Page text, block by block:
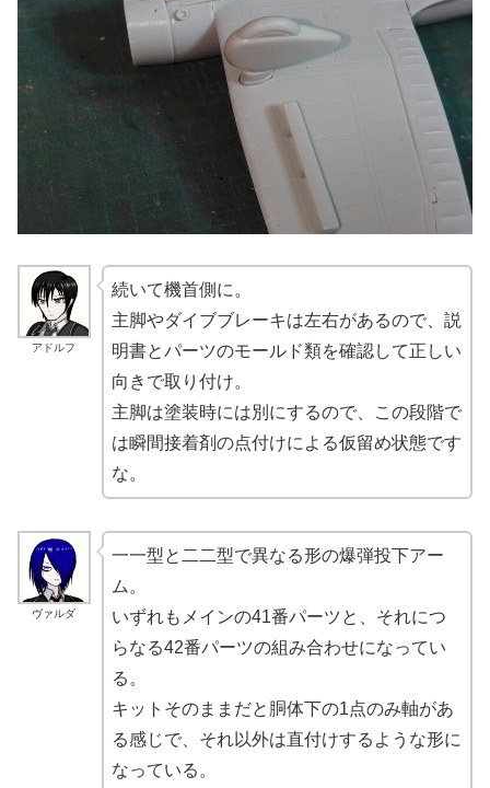
アドルフ
続いて機首側に。
主脚やダイブブレーキは左右があるので、説
明書とパーツのモールド類を確認して正しい
向きで取り付け。
主脚は塗装時には別にするので、この段階で
は瞬間接着剤の点付けによる仮留め状態です
な。
ヴァルダ
一一型と二二型で異なる形の爆弾投下アー
ム。
いずれもメインの41番パーツと、それにつ
らなる42番パーツの組み合わせになってい
る。
キットそのままだと胴体下の1点のみ軸があ
る感じで、それ以外は直付けするような形に
なっている。